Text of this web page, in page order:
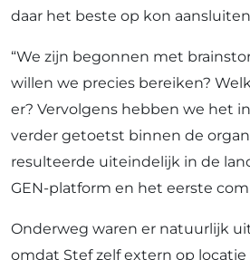
daar het beste op kon
“We zijn begonnen met
willen we precies bereiken?
er? Vervolgens hebben we het
verder getoetst binnen de
resulteerde uiteindelijk in de
GEN-platform en het eerste
Onderweg waren er natuurlijk
omdat Stef zelf extern op locatie